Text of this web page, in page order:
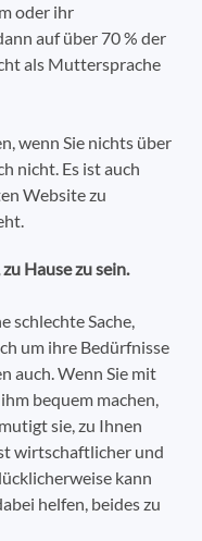
oder ihr
auf über 70 % der
als Muttersprache
wenn Sie nichts über
nicht. Es ist auch
Website zu
Hause zu sein.
schlechte Sache,
um ihre Bedürfnisse
auch. Wenn Sie mit
bequem machen,
sie, zu Ihnen
wirtschaftlicher und
kann
helfen, beides zu